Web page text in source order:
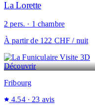
La Lorette
2 pers. · 1 chambre
À partir de122 CHF / nuit
Visite 3D
Découvrir
Fribourg
4.54 · 23 avis